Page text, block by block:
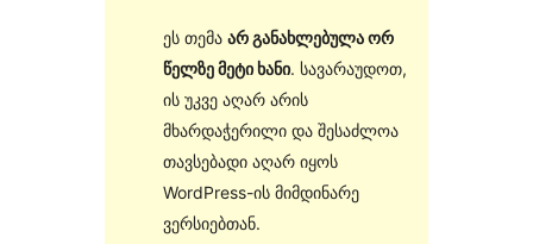
ეს თემა არ განახლებულა ორ
წელზე მეტი ხანი. სავარაუდოთ,
ის უკვე აღარ არის
მხარდაჭერილი და შესაძლოა
თავსებადი აღარ იყოს
WordPress-ის მიმდინარე
ვერსიებთან.